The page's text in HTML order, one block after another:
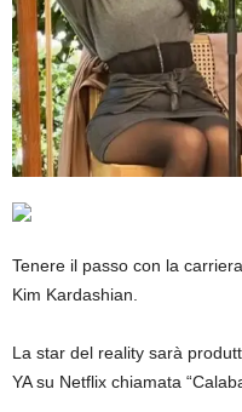
Tenere il passo con la
Kim Kardashian.
La star del reality sarà
YA su Netflix chiamata